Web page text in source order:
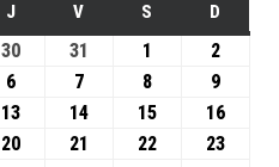
J V S D
30 31 1
2
6 7 8
9
13 14 15
16
20 21 22
23